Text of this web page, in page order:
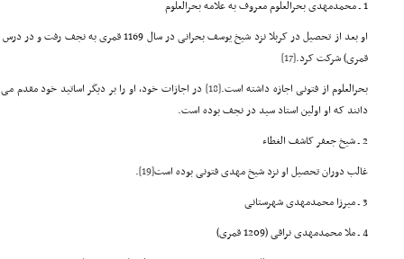
1 ـ محمدمهدی بحرالعلوم معروف به علامه بحرالعلوم
قمری) شرکت کرد.[17]
بحرالعلوم از فتونی اجازه داشته است.[18]
در اجازات خود، او را بر دیگر اساتید خود
دانند که او اولین استاد سید در نجف بوده است.
2 ـ شیخ جعفر کاشف الغطاء
غالب دوران تحصیل او نزد شیخ مهدی فتونی بوده است[19]
.
3 ـ میرزا محمدمهدی شهرستانی
4 ـ ملا محمدمهدی نراقی (1209 قمری)